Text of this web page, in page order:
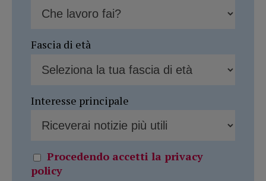
Fascia di età
Interesse principale
Procedendo accetti la privacy
policy